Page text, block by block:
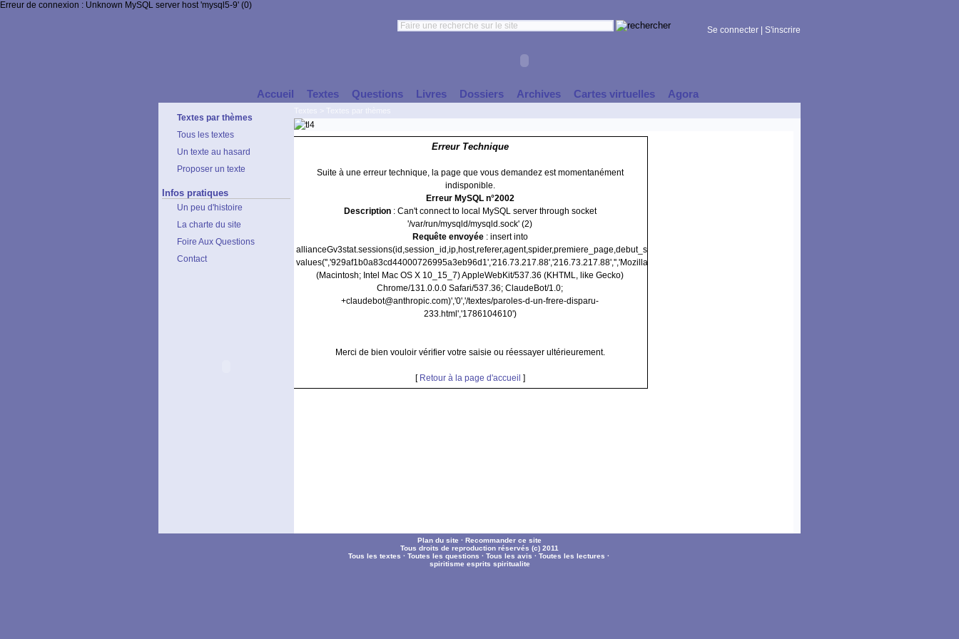
Erreur de connexion : Unknown MySQL server host 'mysql5-9' (0)
Se connecter S'inscrire
Accueil Textes Questions Livres Dossiers Archives Cartes virtuelles Agora
Textes par thèmes
Tous les textes
Un texte au hasard
Proposer un texte
Infos pratiques
Un peu d'histoire
La charte du site
Foire Aux Questions
Contact
Erreur Technique
Suite à une erreur technique, la page que vous demandez est momentanément
indisponible.
Erreur MySQL n°2002
Description: Can't connect to local MySQL server through socket
'/var/run/mysqld/mysqld.sock' (2)
Requête envoyée: insert into
allianceGv3stat.sessions(id,session_id,ip,host,referer,agent,spider,premiere_page,debut_session)
values('','929af1b0a83cd44000726995a3eb96d1','216.73.217.88','216.73.217.88','','Mozilla/5.0
(Macintosh; Intel Mac OS X 10_15_7) AppleWebKit/537.36 (KHTML, like Gecko)
Chrome/131.0.0.0 Safari/537.36; ClaudeBot/1.0;
+claudebot@anthropic.com)','0','/textes/paroles-d-un-frere-disparu-
233.html','1786104610')
Merci de bien vouloir vérifier votre saisie ou réessayer ultérieurement.
[ Retour à la page d'accueil ]
Plan du site · Recommander ce site
Tous droits de reproduction réservés (c) 2011
Tous les textes · Toutes les questions · Tous les avis · Toutes les lectures ·
spiritisme esprits spiritualite